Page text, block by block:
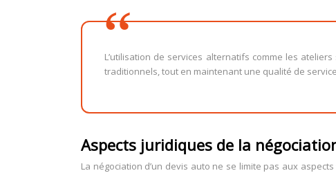
L’utilisation de services alternatifs comme les
traditionnels, tout en maintenant une qualité de
Aspects juridiques de la
La négociation d’un devis auto ne se limite pas aux